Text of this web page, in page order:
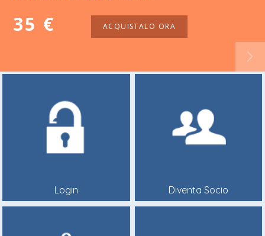
35 € ACQUISTALO ORA
Login Diventa Socio